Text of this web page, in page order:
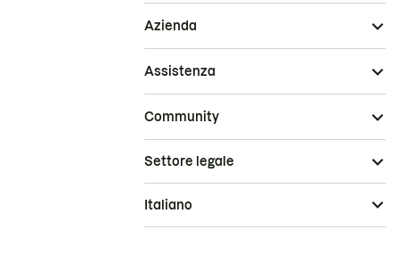
Azienda
Assistenza
Community
Settore legale
Italiano